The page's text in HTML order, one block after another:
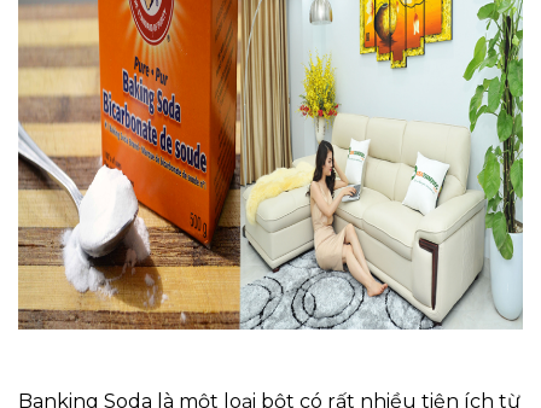
Banking Soda là một loại bột có rất nhiều tiện ích từ